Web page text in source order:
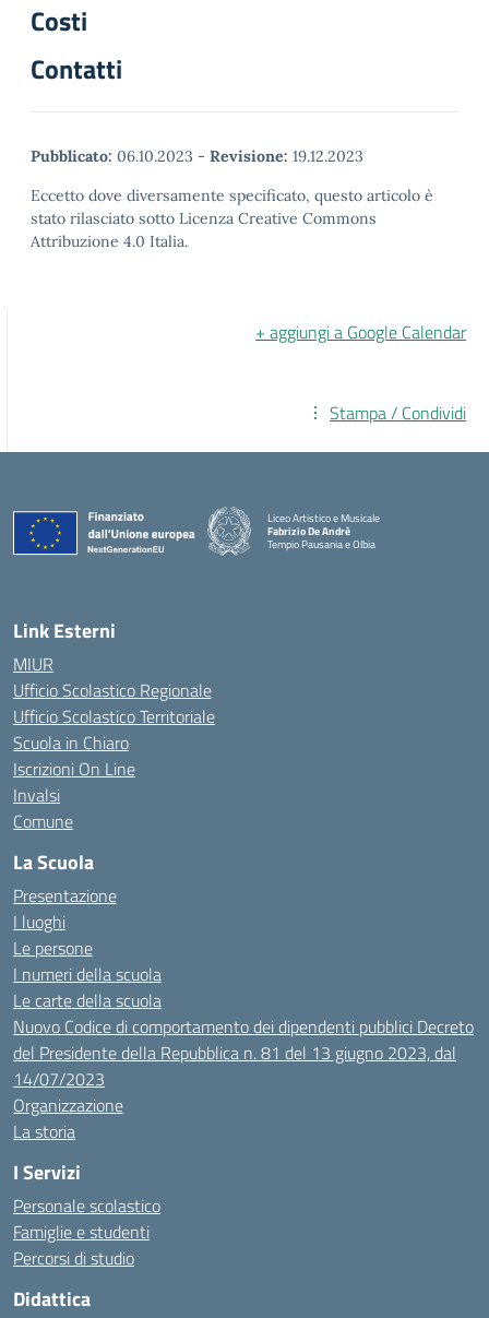
Costi
Contatti
Pubblicato: 06.10.2023 - Revisione: 19.12.2023
Eccetto dove diversamente specificato, questo articolo è
stato rilasciato sotto Licenza Creative Commons
Attribuzione 4.0 Italia.
+ aggiungi a Google Calendar
Stampa / Condividi
Liceo Artistico e Musicale
Fabrizio De Andrè
Tempio Pausania e Olbia
— Visita la pagina iniziale della scuola
Link Esterni
MIUR
Ufficio Scolastico Regionale
Ufficio Scolastico Territoriale
Scuola in Chiaro
Iscrizioni On Line
Invalsi
Comune
La Scuola
Presentazione
I luoghi
Le persone
I numeri della scuola
Le carte della scuola
Nuovo Codice di comportamento dei dipendenti pubblici Decreto
del Presidente della Repubblica n. 81 del 13 giugno 2023, dal
14/07/2023
Organizzazione
La storia
I Servizi
Personale scolastico
Famiglie e studenti
Percorsi di studio
Didattica